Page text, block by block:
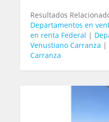
Resultados
Departamentos en
en renta Federal |
Venustiano Carranza |
Carranza